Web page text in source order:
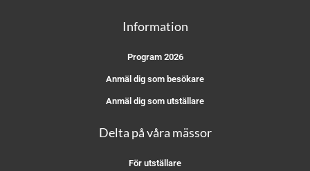
Information
Program 2026
Anmäl dig som besökare
Anmäl dig som utställare
Delta på våra mässor
För utställare